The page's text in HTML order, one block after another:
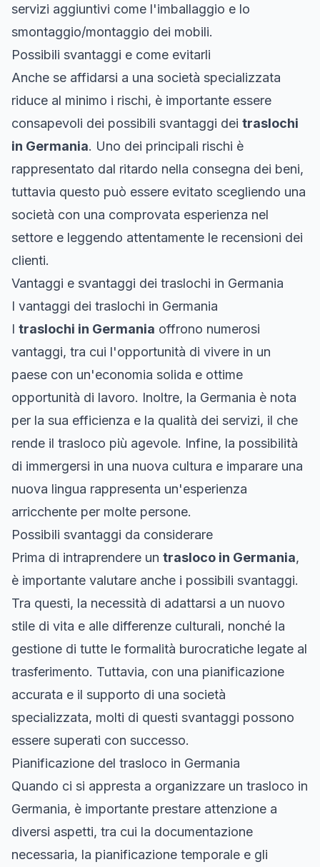
servizi aggiuntivi come l'imballaggio e lo
smontaggio/montaggio dei mobili.
Possibili svantaggi e come evitarli
Anche se affidarsi a una società specializzata
riduce al minimo i rischi, è importante essere
consapevoli dei possibili svantaggi dei traslochi
in Germania. Uno dei principali rischi è
rappresentato dal ritardo nella consegna dei beni,
tuttavia questo può essere evitato scegliendo una
società con una comprovata esperienza nel
settore e leggendo attentamente le recensioni dei
clienti.
Vantaggi e svantaggi dei traslochi in Germania
I vantaggi dei traslochi in Germania
I traslochi in Germania offrono numerosi
vantaggi, tra cui l'opportunità di vivere in un
paese con un'economia solida e ottime
opportunità di lavoro. Inoltre, la Germania è nota
per la sua efficienza e la qualità dei servizi, il che
rende il trasloco più agevole. Infine, la possibilità
di immergersi in una nuova cultura e imparare una
nuova lingua rappresenta un'esperienza
arricchente per molte persone.
Possibili svantaggi da considerare
Prima di intraprendere un trasloco in Germania,
è importante valutare anche i possibili svantaggi.
Tra questi, la necessità di adattarsi a un nuovo
stile di vita e alle differenze culturali, nonché la
gestione di tutte le formalità burocratiche legate al
trasferimento. Tuttavia, con una pianificazione
accurata e il supporto di una società
specializzata, molti di questi svantaggi possono
essere superati con successo.
Pianificazione del trasloco in Germania
Quando ci si appresta a organizzare un trasloco in
Germania, è importante prestare attenzione a
diversi aspetti, tra cui la documentazione
necessaria, la pianificazione temporale e gli